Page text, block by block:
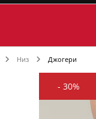
Низ Джогери
-30%